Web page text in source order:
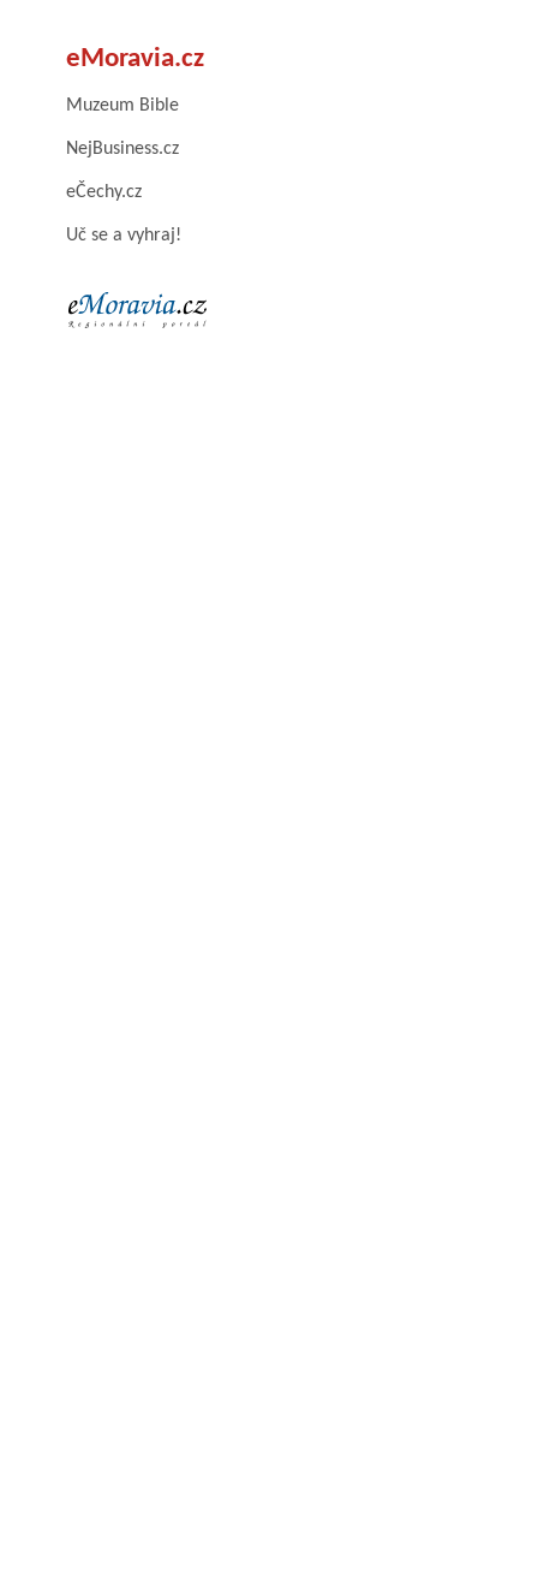
eMoravia.cz
Muzeum Bible
NejBusiness.cz
eČechy.cz
Uč se a vyhraj!